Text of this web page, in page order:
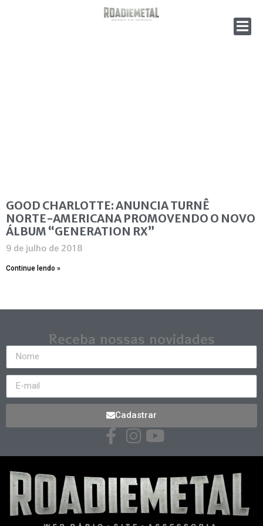
GOOD CHARLOTTE: ANUNCIA TURNÊ
NORTE-AMERICANA PROMOVENDO O NOVO
ÁLBUM “GENERATION RX”
9 de julho de 2018
Continue lendo »
Receba nossas novidades
Cadastrar